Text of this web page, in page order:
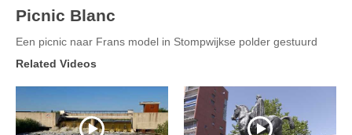
Picnic Blanc
Een picnic naar Frans model in Stompwijkse polder gestuurd
Related Videos